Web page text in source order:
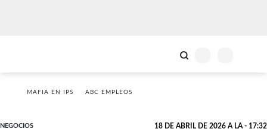
MAFIA EN IPS ABC EMPLEOS
NEGOCIOS 18 DE ABRIL DE 2026 A LA - 17:32